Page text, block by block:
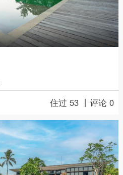
住过 53 丨评论 0